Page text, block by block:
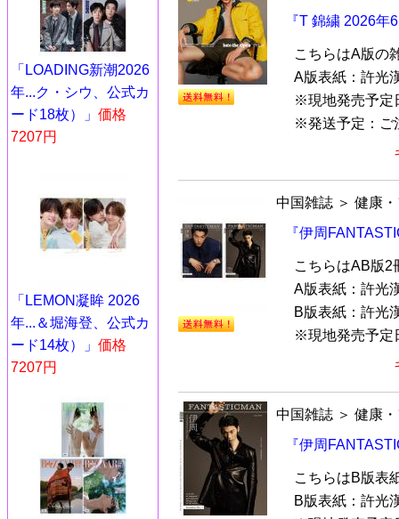
「LOADING新潮2026
年...ク・シウ、公式カ
ード18枚）」 価格
7207円
「LEMON凝眸 2026
年...＆堀海登、公式カ
ード14枚）」 価格
7207円
『T 錦繍 2026
こちらはA版の
A版表紙：許光
※現地発売予定
※発送予定：ご
中国雑誌 ＞ 健康
『伊周
こちらはAB版2
A版表紙：許光
B版表紙：許光
※現地発売予定
中国雑誌 ＞ 健康
『伊周
こちらはB版表
B版表紙：許光